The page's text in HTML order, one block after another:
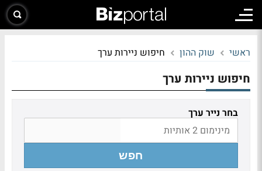
ראשי שוק ההון חיפוש ניירות ערך
חיפוש ניירות ערך
בחר נייר ערך
חפש